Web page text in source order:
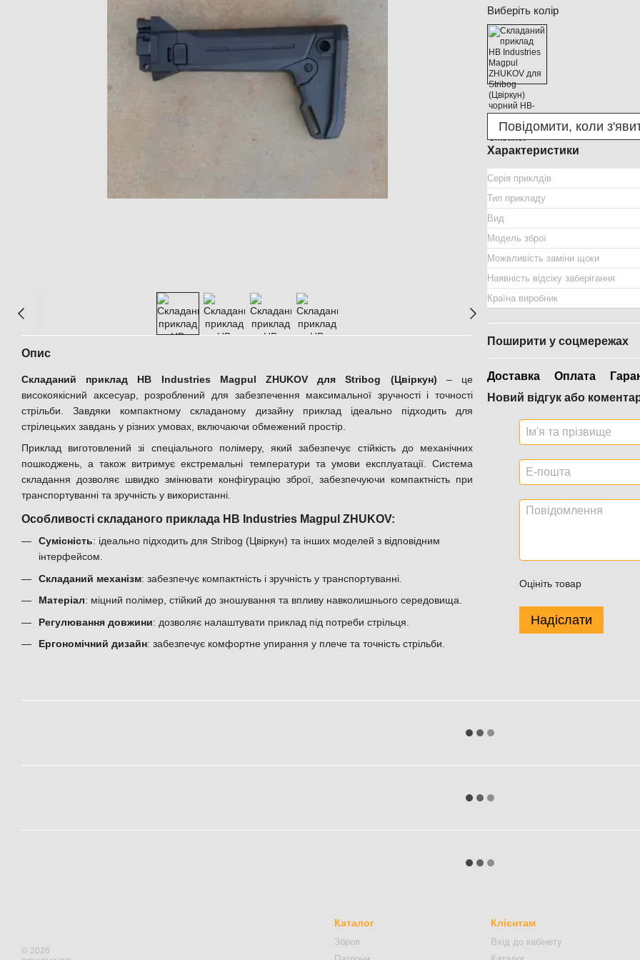
Опис
Складаний приклад HB Industries Magpul ZHUKOV для Stribog (Цвіркун) – це
високоякісний аксесуар, розроблений для забезпечення максимальної зручності і точності
стрільби. Завдяки компактному складаному дизайну приклад ідеально підходить для
стрілецьких завдань у різних умовах, включаючи обмежений простір.
Приклад виготовлений зі спеціального полімеру, який забезпечує стійкість до механічних
пошкоджень, а також витримує екстремальні температури та умови експлуатації. Система
складання дозволяє швидко змінювати конфігурацію зброї, забезпечуючи компактність при
транспортуванні та зручність у використанні.
Особливості складаного приклада HB Industries Magpul ZHUKOV:
Сумісність: ідеально підходить для Stribog (Цвіркун) та інших моделей з відповідним
інтерфейсом.
Складаний механізм: забезпечує компактність і зручність у транспортуванні.
Матеріал: міцний полімер, стійкий до зношування та впливу навколишнього середовища.
Регулювання довжини: дозволяє налаштувати приклад під потреби стрільця.
Ергономічний дизайн: забезпечує комфортне упирання у плече та точність стрільби.
Виберіть колір
Повідомити, коли
Характеристики
Серія приклдів
Тип прикладу
Вид
Модель зброї
Можвливість заміни щоки
Наявність відсіку заберігання
Країна виробник
Поширити у соцмережах
Доставка Оплата
Новий відгук або
Оцініть товар
Надіслати
© 2026
Каталог
Зброя
Клієнтам
Вхід до кабінету